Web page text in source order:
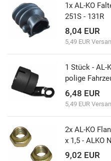
1x AL-KO
251S - 131R
8,04 EUR
5,49 EUR
1 Stück - AL-
polige
6,48 EUR
5,49 EUR
2x AL-KO
x 1,5 - ALKO
9,02 EUR